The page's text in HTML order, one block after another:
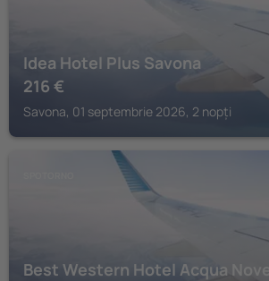
Idea Hotel Plus Savona
216 €
Savona, 01 septembrie 2026, 2 nopți
Best Western Hotel Acqua